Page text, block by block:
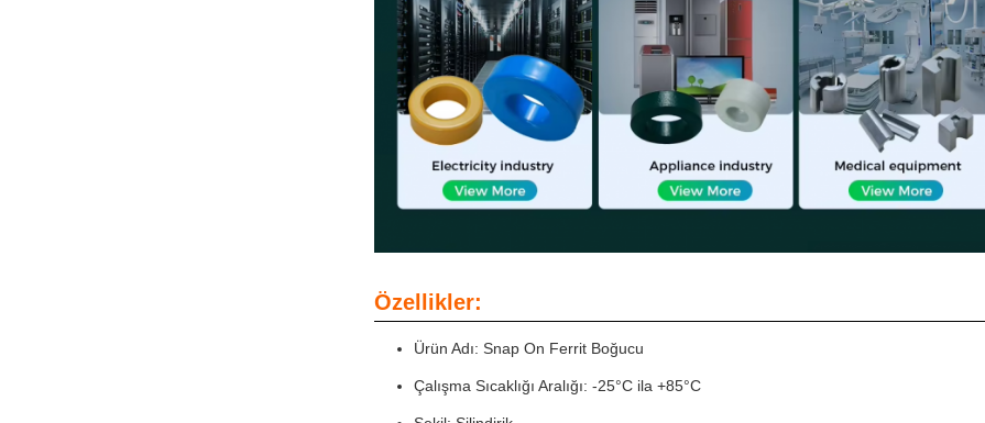
Özellikler:
Ürün Adı: Snap On Ferrit Boğucu
Çalışma Sıcaklığı Aralığı: -25°C ila +85°C